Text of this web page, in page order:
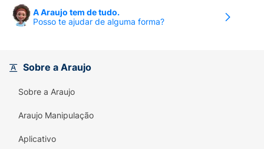
A Araujo tem de tudo.
Posso te ajudar de alguma forma?
Sobre a Araujo
Sobre a Araujo
Araujo Manipulação
Aplicativo